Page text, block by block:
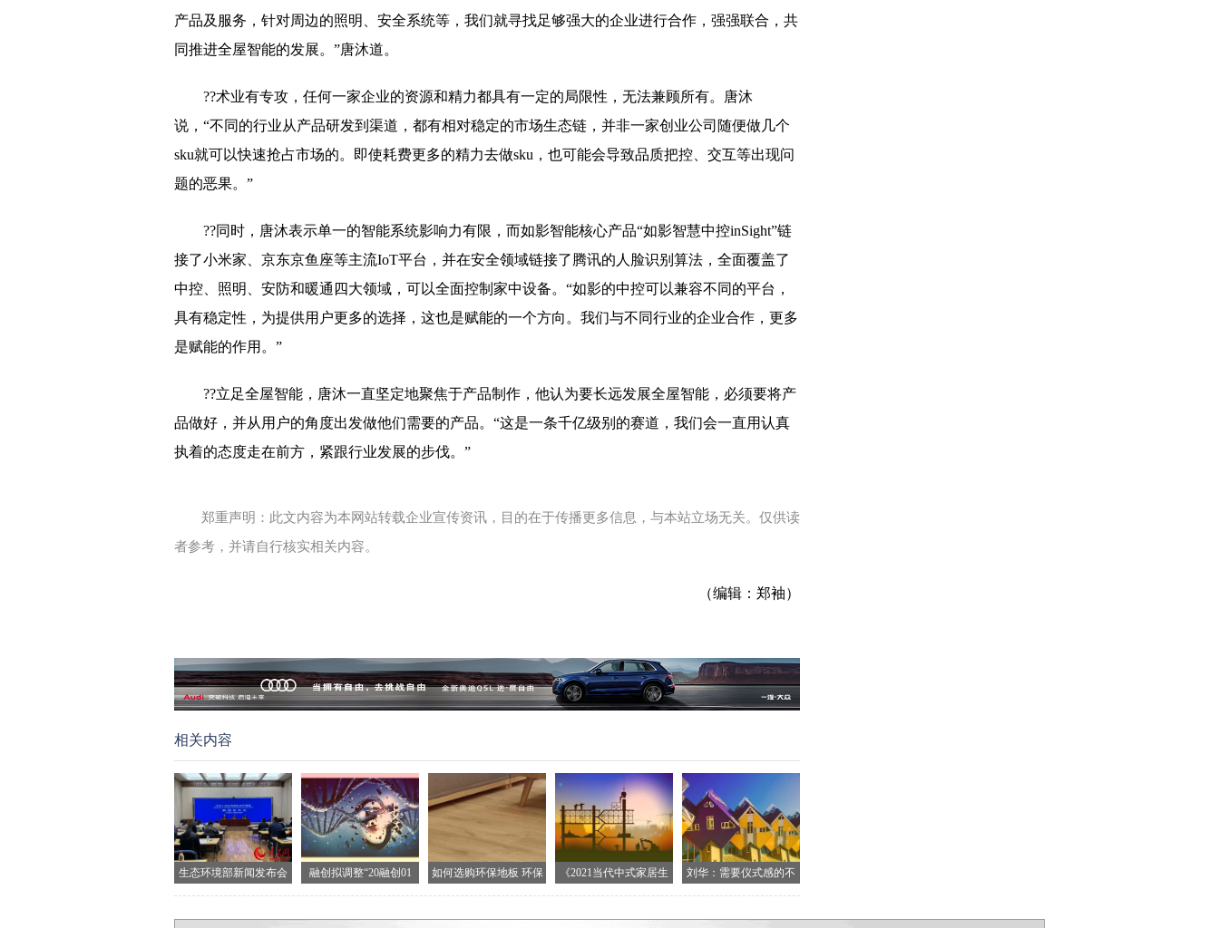
产品及服务，针对周边的照明、安全系统等，我们就寻找足够强大的企业进行合作，强强联合，共
同推进全屋智能的发展。”唐沐道。
??术业有专攻，任何一家企业的资源和精力都具有一定的局限性，无法兼顾所有。唐沐
说，“不同的行业从产品研发到渠道，都有相对稳定的市场生态链，并非一家创业公司随便做几个
sku就可以快速抢占市场的。即使耗费更多的精力去做sku，也可能会导致品质把控、交互等出现问
题的恶果。”
??同时，唐沐表示单一的智能系统影响力有限，而如影智能核心产品“如影智慧中控inSight”链
接了小米家、京东京鱼座等主流IoT平台，并在安全领域链接了腾讯的人脸识别算法，全面覆盖了
中控、照明、安防和暖通四大领域，可以全面控制家中设备。“如影的中控可以兼容不同的平台，
具有稳定性，为提供用户更多的选择，这也是赋能的一个方向。我们与不同行业的企业合作，更多
是赋能的作用。”
??立足全屋智能，唐沐一直坚定地聚焦于产品制作，他认为要长远发展全屋智能，必须要将产
品做好，并从用户的角度出发做他们需要的产品。“这是一条千亿级别的赛道，我们会一直用认真
执着的态度走在前方，紧跟行业发展的步伐。”
郑重声明：此文内容为本网站转载企业宣传资讯，目的在于传播更多信息，与本站立场无关。仅供读
者参考，并请自行核实相关内容。
（编辑：郑袖）
相关内容
生态环境部新闻发布会
现场
融创拟调整“20融创01
如何选购环保地板 环保
地
《2021当代中式家居生
刘华：需要仪式感的不
止生